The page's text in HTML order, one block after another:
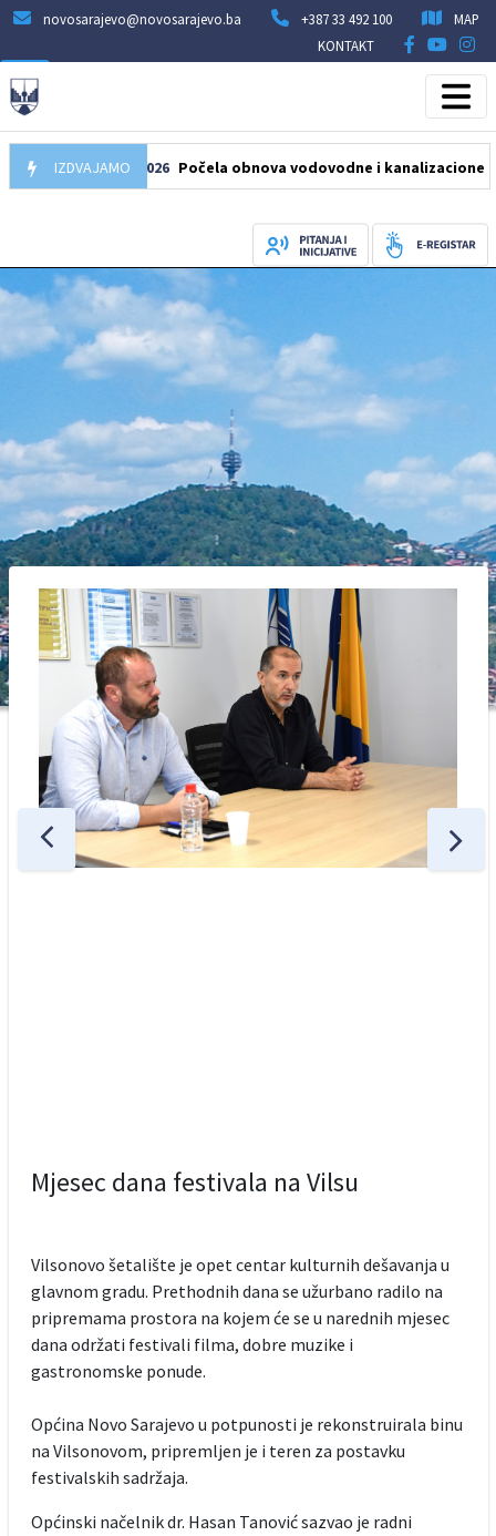
novosarajevo@novosarajevo.ba +387 33 492 100
MAP
KONTAKT
IZDVAJAMO
05.08.2026 Počela obnova vodovodne i kanalizacione mreže
Mjesec dana festivala na Vilsu
Vilsonovo šetalište je opet centar kulturnih dešavanja u
glavnom gradu. Prethodnih dana se užurbano radilo na
pripremama prostora na kojem će se u narednih mjesec
dana održati festivali filma, dobre muzike i
gastronomske ponude.
Općina Novo Sarajevo u potpunosti je rekonstruirala binu
na Vilsonovom, pripremljen je i teren za postavku
festivalskih sadržaja.
Općinski načelnik dr. Hasan Tanović sazvao je radni